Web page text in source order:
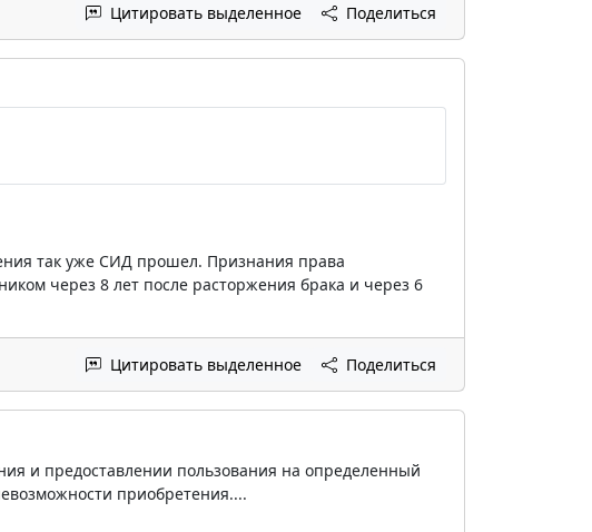
Цитировать выделенное Поделиться
так уже СИД прошел. Признания права
через 8 лет после расторжения брака и через 6
Цитировать выделенное Поделиться
и предоставлении пользования на определенный
приобретения....